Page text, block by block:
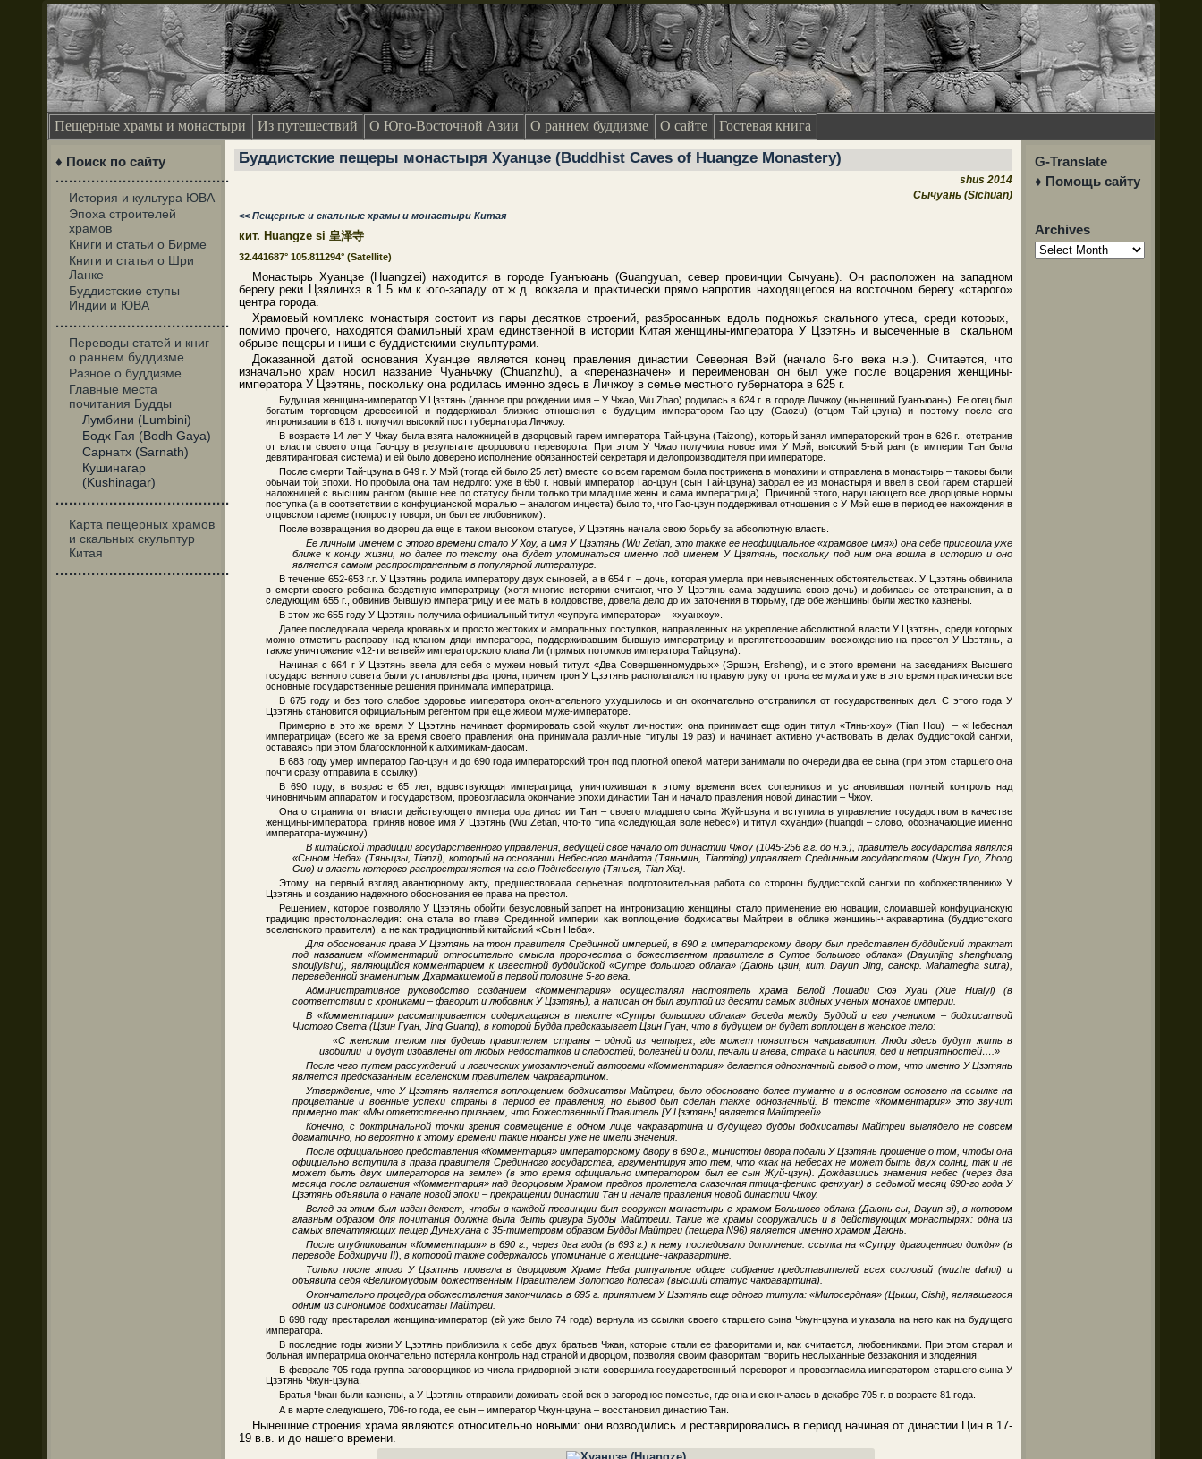
Пещерные храмы и монастыри Из путешествий О Юго-Восточной Азии О раннем буддизме О сайте Гостевая книга
♦ Поиск по сайту
·······································
История и культура ЮВА
Эпоха строителей
храмов
Книги и статьи о Бирме
Книги и статьи о Шри
Ланке
Буддистские ступы
Индии и ЮВА
·······································
Переводы статей и книг
о раннем буддизме
Разное о буддизме
Главные места
почитания Будды
Лумбини (Lumbini)
Бодх Гая (Bodh Gaya)
Сарнатх (Sarnath)
Кушинагар
(Kushinagar)
·······································
Карта пещерных храмов
и скальных скульптур
Китая
·······································
Буддистские пещеры монастыря Хуанцзе (Buddhist Caves of Huangze Monastery)
shus 2014
Сычуань (Sichuan)
<< Пещерные и скальные храмы и монастыри Китая
кит. Huangze si 皇泽寺
32.441687° 105.811294° (Satellite)
Монастырь Хуанцзе (Huangzei) находится в городе Гуанъюань (Guangyuan, север провинции Сычуань). Он расположен на западном
берегу реки Цзялинхэ в 1.5 км к юго-западу от ж.д. вокзала и практически прямо напротив находящегося на восточном берегу «старого»
центра города.
Храмовый комплекс монастыря состоит из пары десятков строений, разбросанных вдоль подножья скального утеса, среди которых,
помимо прочего, находятся фамильный храм единственной в истории Китая женщины-императора У Цзэтянь и высеченные в скальном
обрыве пещеры и ниши с буддистскими скульптурами.
Доказанной датой основания Хуанцзе является конец правления династии Северная Вэй (начало 6-го века н.э.). Считается, что
изначально храм носил название Чуаньчжу (Chuanzhu), а «переназначен» и переименован он был уже после воцарения женщины-
императора У Цзэтянь, поскольку она родилась именно здесь в Личжоу в семье местного губернатора в 625 г.
Будущая женщина-император У Цзэтянь (данное при рождении имя – У Чжао, Wu Zhao) родилась в 624 г. в городе Личжоу (нынешний Гуанъюань). Ее отец был
богатым торговцем древесиной и поддерживал близкие отношения с будущим императором Гао-цзу (Gaozu) (отцом Тай-цзуна) и поэтому после его
интронизации в 618 г. получил высокий пост губернатора Личжоу.
В возрасте 14 лет У Чжау была взята наложницей в дворцовый гарем императора Тай-цзуна (Taizong), который занял императорский трон в 626 г., отстранив
от власти своего отца Гао-цзу в результате дворцового переворота. При этом У Чжао получила новое имя У Мэй, высокий 5-ый ранг (в империи Тан была
девятиранговая система) и ей было доверено исполнение обязанностей секретаря и делопроизводителя при императоре.
После смерти Тай-цзуна в 649 г. У Мэй (тогда ей было 25 лет) вместе со всем гаремом была пострижена в монахини и отправлена в монастырь – таковы были
обычаи той эпохи. Но пробыла она там недолго: уже в 650 г. новый император Гао-цзун (сын Тай-цзуна) забрал ее из монастыря и ввел в свой гарем старшей
наложницей с высшим рангом (выше нее по статусу были только три младшие жены и сама императрица). Причиной этого, нарушающего все дворцовые нормы
поступка (а в соответствии с конфуцианской моралью – аналогом инцеста) было то, что Гао-цзун поддерживал отношения с У Мэй еще в период ее нахождения в
отцовском гареме (попросту говоря, он был ее любовником).
После возвращения во дворец да еще в таком высоком статусе, У Цзэтянь начала свою борьбу за абсолютную власть.
Ее личным именем с этого времени стало У Хоу, а имя У Цзэтянь (Wu Zetian, это также ее неофициальное «храмовое имя») она себе присвоила уже
ближе к концу жизни, но далее по тексту она будет упоминаться именно под именем У Цзятянь, поскольку под ним она вошла в историю и оно
является самым распространенным в популярной литературе.
В течение 652-653 г.г. У Цзэтянь родила императору двух сыновей, а в 654 г. – дочь, которая умерла при невыясненных обстоятельствах. У Цзэтянь обвинила
в смерти своего ребенка бездетную императрицу (хотя многие историки считают, что У Цзэтянь сама задушила свою дочь) и добилась ее отстранения, а в
следующим 655 г., обвинив бывшую императрицу и ее мать в колдовстве, довела дело до их заточения в тюрьму, где обе женщины были жестко казнены.
В этом же 655 году У Цзэтянь получила официальный титул «супруга императора» – «хуанхоу».
Далее последовала череда кровавых и просто жестоких и аморальных поступков, направленных на укрепление абсолютной власти У Цзэтянь, среди которых
можно отметить расправу над кланом дяди императора, поддерживавшим бывшую императрицу и препятствовавшим восхождению на престол У Цзэтянь, а
также уничтожение «12-ти ветвей» императорского клана Ли (прямых потомков императора Тайцзуна).
Начиная с 664 г У Цзэтянь ввела для себя с мужем новый титул: «Два Совершенномудрых» (Эршэн, Ersheng), и с этого времени на заседаниях Высшего
государственного совета были установлены два трона, причем трон У Цзэтянь располагался по правую руку от трона ее мужа и уже в это время практически все
основные государственные решения принимала императрица.
В 675 году и без того слабое здоровье императора окончательного ухудшилось и он окончательно отстранился от государственных дел. С этого года У
Цзэтянь становится официальным регентом при еще живом муже-императоре.
Примерно в это же время У Цзэтянь начинает формировать свой «культ личности»: она принимает еще один титул «Тянь-хоу» (Tian Hou) – «Небесная
императрица» (всего же за время своего правления она принимала различные титулы 19 раз) и начинает активно участвовать в делах буддистокой сангхи,
оставаясь при этом благосклонной к алхимикам-даосам.
В 683 году умер император Гао-цзун и до 690 года императорский трон под плотной опекой матери занимали по очереди два ее сына (при этом старшего она
почти сразу отправила в ссылку).
В 690 году, в возрасте 65 лет, вдовствующая императрица, уничтожившая к этому времени всех соперников и установившая полный контроль над
чиновничьим аппаратом и государством, провозгласила окончание эпохи династии Тан и начало правления новой династии – Чжоу.
Она отстранила от власти действующего императора династии Тан – своего младшего сына Жуй-цзуна и вступила в управление государством в качестве
женщины-императора, приняв новое имя У Цзэтянь (Wu Zetian, что-то типа «следующая воле небес») и титул «хуанди» (huangdi – слово, обозначающие именно
императора-мужчину).
В китайской традиции государственного управления, ведущей свое начало от династии Чжоу (1045-256 г.г. до н.э.), правитель государства являлся
«Сыном Неба» (Тяньцзы, Tianzi), который на основании Небесного мандата (Тяньмин, Tianming) управляет Срединным государством (Чжун Гуо, Zhong
Guo) и власть которого распространяется на всю Поднебесную (Тянься, Tian Xia).
Этому, на первый взгляд авантюрному акту, предшествовала серьезная подготовительная работа со стороны буддистской сангхи по «обожествлению» У
Цзэтянь и созданию надежного обоснования ее права на престол.
Решением, которое позволяло У Цзэтянь обойти безусловный запрет на интронизацию женщины, стало применение ею новации, сломавшей конфуцианскую
традицию престолонаследия: она стала во главе Срединной империи как воплощение бодхисатвы Майтреи в облике женщины-чакравартина (буддистского
вселенского правителя), а не как традиционный китайский «Сын Неба».
Для обоснования права У Цзэтянь на трон правителя Срединной империей, в 690 г. императорскому двору был представлен буддийский трактат
под названием «Комментарий относительно смысла пророчества о божественном правителе в Сутре большого облака» (Dayunjing shenghuang
shoujiyishu), являющийся комментарием к известной буддийской «Сутре большого облака» (Даюнь цзин, кит. Dayun Jing, санскр. Mahamegha sutra),
переведенной знаменитым Дхармакшемой в первой половине 5-го века.
Административное руководство созданием «Комментария» осуществлял настоятель храма Белой Лошади Сюэ Хуаи (Xue Huaiyi) (в
соответствии с хрониками – фаворит и любовник У Цзэтянь), а написан он был группой из десяти самых видных ученых монахов империи.
В «Комментарии» рассматривается содержащаяся в тексте «Сутры большого облака» беседа между Буддой и его учеником – бодхисатвой
Чистого Света (Цзин Гуан, Jing Guang), в которой Будда предсказывает Цзин Гуан, что в будущем он будет воплощен в женское тело:
«С женским телом ты будешь правителем страны – одной из четырех, где может появиться чакравартин. Люди здесь будут жить в
изобилии и будут избавлены от любых недостатков и слабостей, болезней и боли, печали и гнева, страха и насилия, бед и неприятностей….»
После чего путем рассуждений и логических умозаключений авторами «Комментария» делается однозначный вывод о том, что именно У Цзэтянь
является предсказанным вселенским правителем чакравартином.
Утверждение, что У Цзэтянь является воплощением бодхисатвы Майтреи, было обосновано более туманно и в основном основано на ссылке на
процветание и военные успехи страны в период ее правления, но вывод был сделан также однозначный. В тексте «Комментария» это звучит
примерно так: «Мы ответственно признаем, что Божественный Правитель [У Цзэтянь] является Майтреей».
Конечно, с доктринальной точки зрения совмещение в одном лице чакравартина и будущего будды бодхисатвы Майтреи выглядело не совсем
догматично, но вероятно к этому времени такие нюансы уже не имели значения.
После официального представления «Комментария» императорскому двору в 690 г., министры двора подали У Цзэтянь прошение о том, чтобы она
официально вступила в права правителя Срединного государства, аргументируя это тем, что «как на небесах не может быть двух солнц, так и не
может быть двух императоров на земле» (в это время официально императором был ее сын Жуй-цзун). Дождавшись знамения небес (через два
месяца после оглашения «Комментария» над дворцовым Храмом предков пролетела сказочная птица-феникс фенхуан) в седьмой месяц 690-го года У
Цзэтянь объявила о начале новой эпохи – прекращении династии Тан и начале правления новой династии Чжоу.
Вслед за этим был издан декрет, чтобы в каждой провинции был сооружен монастырь с храмом Большого облака (Даюнь сы, Dayun si), в котором
главным образом для почитания должна была быть фигура Будды Майтреии. Такие же храмы сооружались и в действующих монастырях: одна из
самых впечатляющих пещер Дуньхуана с 35-тиметровм образом Будды Майтреи (пещера N96) является именно храмом Даюнь.
После опубликования «Комментария» в 690 г., через два года (в 693 г.) к нему последовало дополнение: ссылка на «Сутру драгоценного дождя» (в
переводе Бодхиручи II), в которой также содержалось упоминание о женщине-чакравартине.
Только после этого У Цзэтянь провела в дворцовом Храме Неба ритуальное общее собрание представителей всех сословий (wuzhe dahui) и
объявила себя «Великомудрым божественным Правителем Золотого Колеса» (высший статус чакравартина).
Окончательно процедура обожествления закончилась в 695 г. принятием У Цзэтянь еще одного титула: «Милосердная» (Цыши, Cishi), являвшегося
одним из синонимов бодхисатвы Майтреи.
В 698 году престарелая женщина-император (ей уже было 74 года) вернула из ссылки своего старшего сына Чжун-цзуна и указала на него как на будущего
императора.
В последние годы жизни У Цзэтянь приблизила к себе двух братьев Чжан, которые стали ее фаворитами и, как считается, любовниками. При этом старая и
больная императрица окончательно потеряла контроль над страной и дворцом, позволяя своим фаворитам творить неслыханные беззакония и злодеяния.
В феврале 705 года группа заговорщиков из числа придворной знати совершила государственный переворот и провозгласила императором старшего сына У
Цзэтянь Чжун-цзуна.
Братья Чжан были казнены, а У Цзэтянь отправили доживать свой век в загородное поместье, где она и скончалась в декабре 705 г. в возрасте 81 года.
А в марте следующего, 706-го года, ее сын – император Чжун-цзуна – восстановил династию Тан.
Нынешние строения храма являются относительно новыми: они возводились и реставрировались в период начиная от династии Цин в 17-
19 в.в. и до нашего времени.
G-Translate
♦ Помощь сайту
Archives
Archives